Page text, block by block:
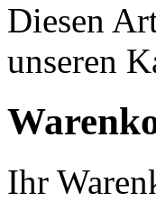
Diesen
unseren
Ihr